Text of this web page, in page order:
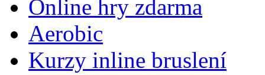
Online hry zdarma
Aerobic
Kurzy inline bruslení